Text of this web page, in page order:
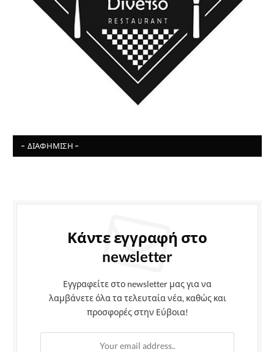
- ΔΙΑΦΉΜΙΣΗ -
Κάντε εγγραφή στο
newsletter
Εγγραφείτε στο newsletter μας για να
λαμβάνετε όλα τα τελευταία νέα, καθώς και
προσφορές στην Εύβοια!